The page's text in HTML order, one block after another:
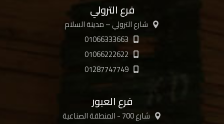
فرع الترولي
شارع الترولي – مدينة السلام
01066333663
01066222622
01287747749
فرع العبور
شارع 700 - المنطقة الصناعية